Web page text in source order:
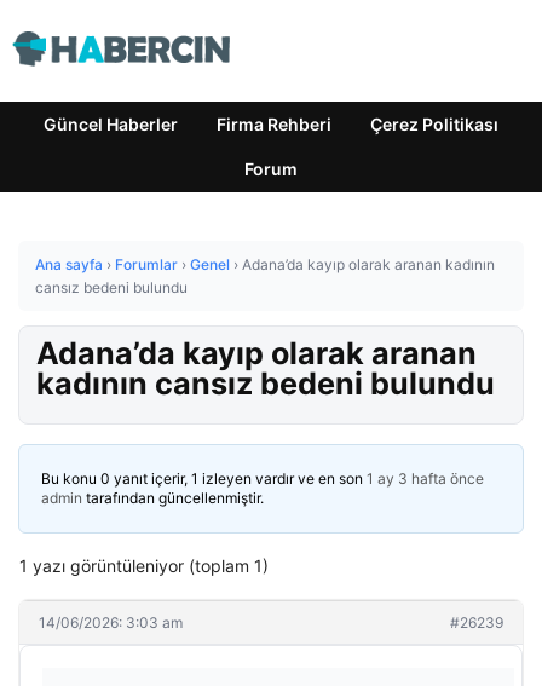
Güncel Haberler Firma Rehberi Çerez Politikası
Forum
Ana sayfa › Forumlar › Genel › Adana’da kayıp olarak aranan kadının
cansız bedeni bulundu
Adana’da kayıp olarak aranan
kadının cansız bedeni bulundu
Bu konu 0 yanıt içerir, 1 izleyen vardır ve en son 1 ay 3 hafta önce
admin tarafından güncellenmiştir.
1 yazı görüntüleniyor (toplam 1)
14/06/2026: 3:03 am #26239